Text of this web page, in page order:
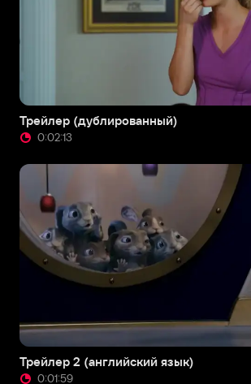
Трейлер (дублированный)
0:02:13
Трейлер 2 (английский язык)
0:01:59